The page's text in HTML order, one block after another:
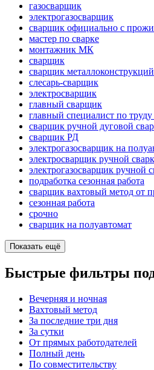
газосварщик
электрогазосварщик
сварщик официально с
мастер по сварке
монтажник МК
сварщик
сварщик металлоконструкций
слесарь-сварщик
электросварщик
главный сварщик
главный специалист по
сварщик ручной дуговой
сварщик РД
электрогазосварщик на
электросварщик ручной
электрогазосварщик ручной
подработка сезонная работа
сварщик вахтовый метод от
сезонная работа
срочно
сварщик на полуавтомат
Показать ещё
Быстрые фильтры
Вечерняя и ночная
Вахтовый метод
За последние три дня
За сутки
От прямых работодателей
Полный день
По совместительству